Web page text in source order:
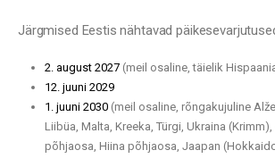
Järgmised Eestis nähtavad
2. august 2027(meil osaline, täielik
12. juuni 2029
1. juuni 2030(meil osaline, rõngakujuline
Liibüa, Malta, Kreeka, Türgi, Ukraina
põhjaosa, Hiina põhjaosa, Jaapan